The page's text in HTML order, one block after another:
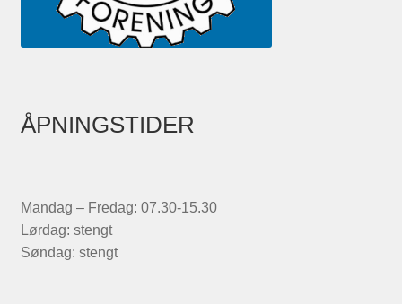
ÅPNINGSTIDER
Mandag – Fredag: 07.30-15.30
Lørdag: stengt
Søndag: stengt